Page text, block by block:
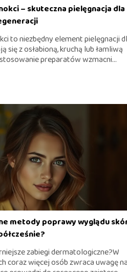
– skuteczna pielęgnacja dla
to niezbędny element pielęgnacji
się z osłabioną, kruchą lub łamliwą
preparatów wzmacni...
metody poprawy wyglądu
zabiegi dermatologiczne?W
coraz więcej osób zwraca uwagę